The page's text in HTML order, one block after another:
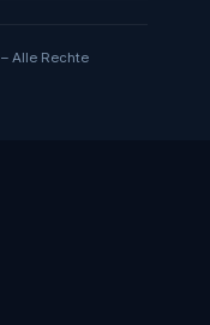
– Alle Rechte